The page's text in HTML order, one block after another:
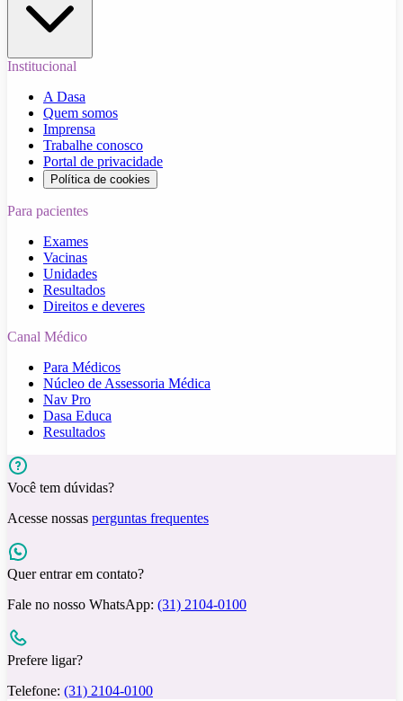
Institucional
A Dasa
Quem somos
Imprensa
Trabalhe conosco
Portal de privacidade
Política de cookies
Para pacientes
Exames
Vacinas
Unidades
Resultados
Direitos e deveres
Canal Médico
Para Médicos
Núcleo de Assessoria Médica
Nav Pro
Dasa Educa
Resultados
Você tem dúvidas?
Acesse nossas perguntas frequentes
Quer entrar em contato?
Fale no nosso WhatsApp: (31) 2104-0100
Prefere ligar?
Telefone: (31) 2104-0100